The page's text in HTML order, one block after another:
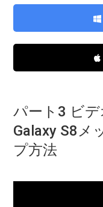
パート3 ビ
Galaxy S8メ
プ方法